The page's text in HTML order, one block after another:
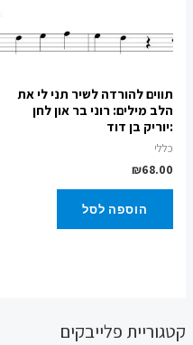
קטגוריית פלייבקים
תווים להורדה לשיר תני לי את
הלב מילים: רוני בר און לחן
:יוריק בן דוד
כללי
₪68.00
הוספה לסל